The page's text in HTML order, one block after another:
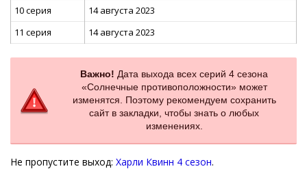
10 серия
14 августа 2023
11 серия
14 августа 2023
Важно! Дата выхода всех серий 4 сезона
«Солнечные противоположности» может
изменятся. Поэтому рекомендуем сохранить
сайт в закладки, чтобы знать о любых
изменениях.
Не пропустите выход: Харли Квинн 4 сезон.